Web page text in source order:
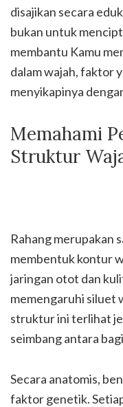
disajikan secara
bukan untuk
membantu Kamu
dalam wajah, faktor
menyikapinya
Memahami
Struktur
Rahang merupakan
membentuk kontur
jaringan otot dan
memengaruhi siluet
struktur ini terlihat
seimbang antara
Secara anatomis,
faktor genetik.